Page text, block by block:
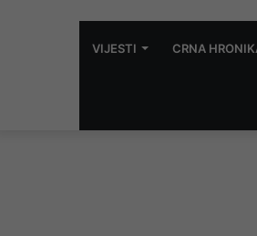
VIJESTI CRNA